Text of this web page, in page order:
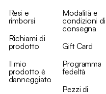
Resi e
rimborsi
Richiami di
prodotto
Il mio
prodotto è
danneggiato
Modalità e
condizioni di
consegna
Gift Card
Programma
fedeltà
Pezzi di